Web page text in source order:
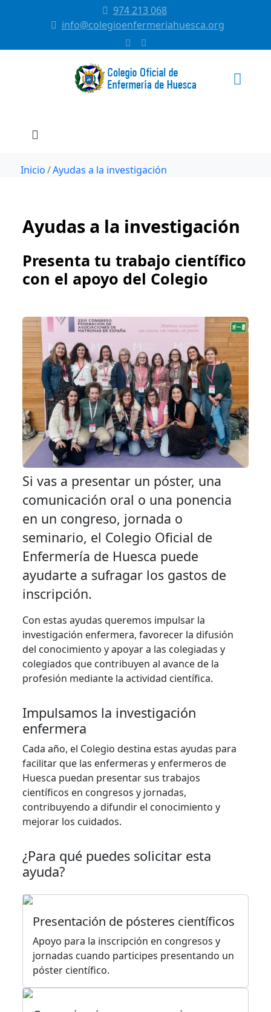
974 213 068
info@colegioenfermeriahuesca.org
Inicio Ayudas a la investigación
Ayudas a la investigación
Presenta tu trabajo científico
con el apoyo del Colegio
Si vas a presentar un póster, una
comunicación oral o una ponencia
en un congreso, jornada o
seminario, el Colegio Oficial de
Enfermería de Huesca puede
ayudarte a sufragar los gastos de
inscripción.
Con estas ayudas queremos impulsar la
investigación enfermera, favorecer la difusión
del conocimiento y apoyar a las colegiadas y
colegiados que contribuyen al avance de la
profesión mediante la actividad científica.
Impulsamos la investigación
enfermera
Cada año, el Colegio destina estas ayudas para
facilitar que las enfermeras y enfermeros de
Huesca puedan presentar sus trabajos
científicos en congresos y jornadas,
contribuyendo a difundir el conocimiento y
mejorar los cuidados.
¿Para qué puedes solicitar esta
ayuda?
Presentación de pósteres científicos
Apoyo para la inscripción en congresos y
jornadas cuando participes presentando un
póster científico.